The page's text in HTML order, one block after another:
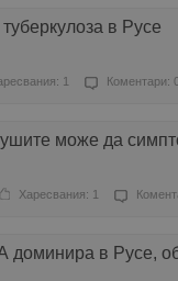
в Русе
1 Коментари:
може да
Харесвания: 1
доминира в Русе,